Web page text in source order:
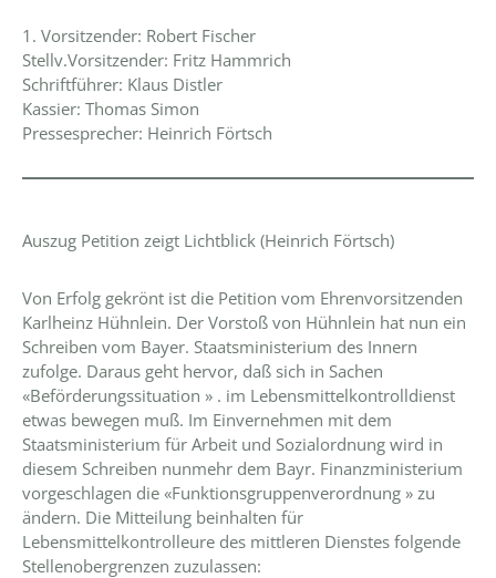
1. Vorsitzender: Robert Fischer
Stellv.Vorsitzender: Fritz Hammrich
Schriftführer: Klaus Distler
Kassier: Thomas Simon
Pressesprecher: Heinrich Förtsch
Auszug Petition zeigt Lichtblick (Heinrich Förtsch)
Von Erfolg gekrönt ist die Petition vom Ehrenvorsitzenden
Karlheinz Hühnlein. Der Vorstoß von Hühnlein hat nun ein
Schreiben vom Bayer. Staatsministerium des Innern
zufolge. Daraus geht hervor, daß sich in Sachen
«Beförderungssituation » . im Lebensmittelkontrolldienst
etwas bewegen muß. Im Einvernehmen mit dem
Staatsministerium für Arbeit und Sozialordnung wird in
diesem Schreiben nunmehr dem Bayr. Finanzministerium
vorgeschlagen die «Funktionsgruppenverordnung » zu
ändern. Die Mitteilung beinhalten für
Lebensmittelkontrolleure des mittleren Dienstes folgende
Stellenobergrenzen zuzulassen: